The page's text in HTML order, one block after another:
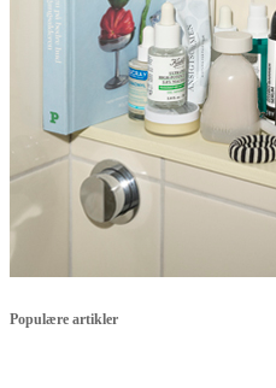
Populære artikler